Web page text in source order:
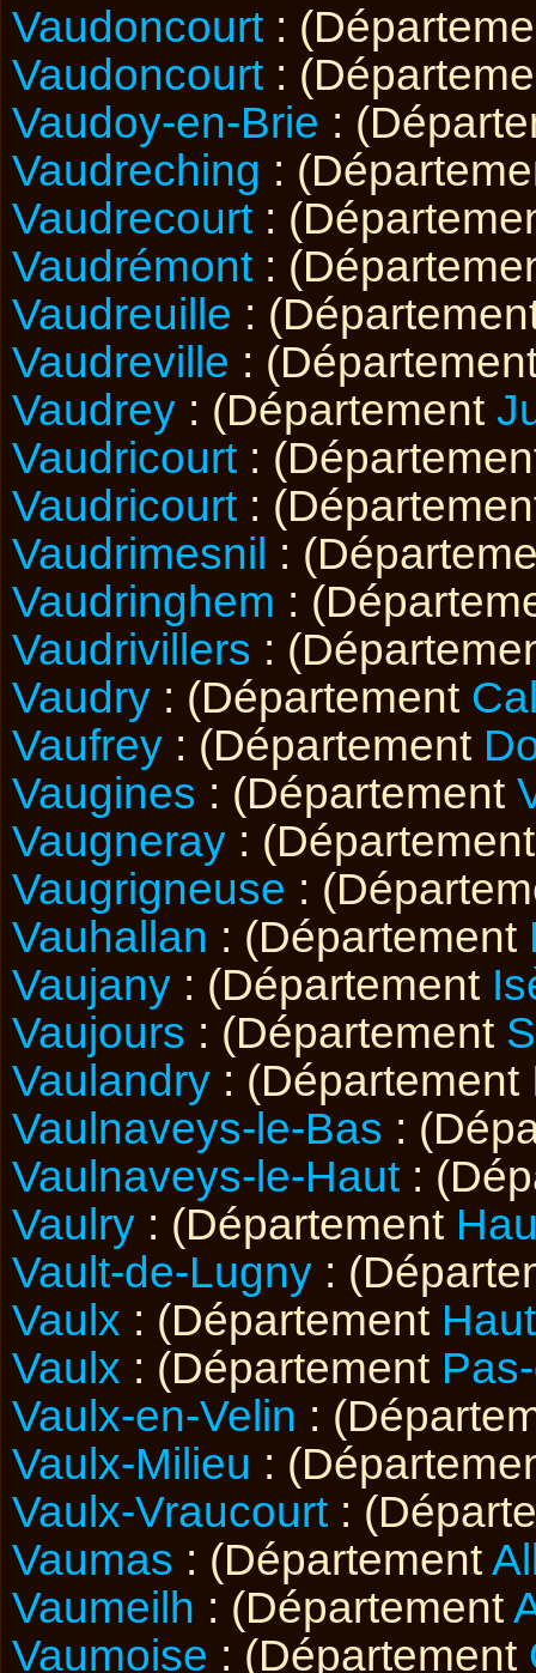
Vaudoncourt :
Vaudoncourt :
Vaudoy-en-Brie :
Vaudreching :
Vaudrecourt :
Vaudrémont :
Vaudreuille :
Vaudreville :
Vaudrey : (Département
Vaudricourt :
Vaudricourt :
Vaudrimesnil :
Vaudringhem :
Vaudrivillers :
Vaudry : (Département
Vaufrey : (Département
Vaugines : (Département
Vaugneray :
Vaugrigneuse :
Vauhallan : (Département
Vaujany : (Département
Vaujours : (Département
Vaulandry : (Département
Vaulnaveys-le-Bas :
Vaulnaveys-le-Haut :
Vaulry : (Département
Vault-de-Lugny :
Vaulx : (Département
Vaulx : (Département
Vaulx-en-Velin :
Vaulx-Milieu :
Vaulx-Vraucourt :
Vaumas : (Département
Vaumeilh : (Département
Vaumoise : (Département